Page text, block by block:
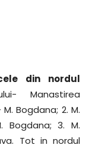
din nordul
Manastirea
Bogdana; 2. M.
Bogdana; 3. M.
Tot in nordul